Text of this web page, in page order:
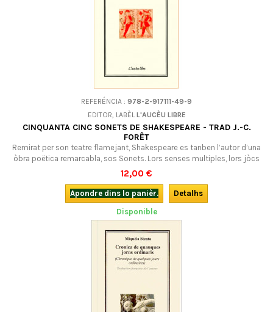
REFERÉNCIA : 978-2-917111-49-9
EDITOR, LABÈLL'AUCÈU LIBRE
CINQUANTA CINC SONETS DE SHAKESPEARE - TRAD J.-C.
FORÊT
Remirat per son teatre flamejant, Shakespeare es tanben l’autor d’una
òbra poëtica remarcabla, sos Sonets. Lors senses multiples, lors jòcs
de paraulas, lor ritme e lor armonia embalausisson totjorn auèi. Joan-
Claudi Foret prepausa aicí la revirada occitana de 55 dels sonets
originals del grand autor britannic. Trilingüe : tèxte anglés original,...
12,00 €
Apondre dins lo panièr.
Detalhs
Disponible